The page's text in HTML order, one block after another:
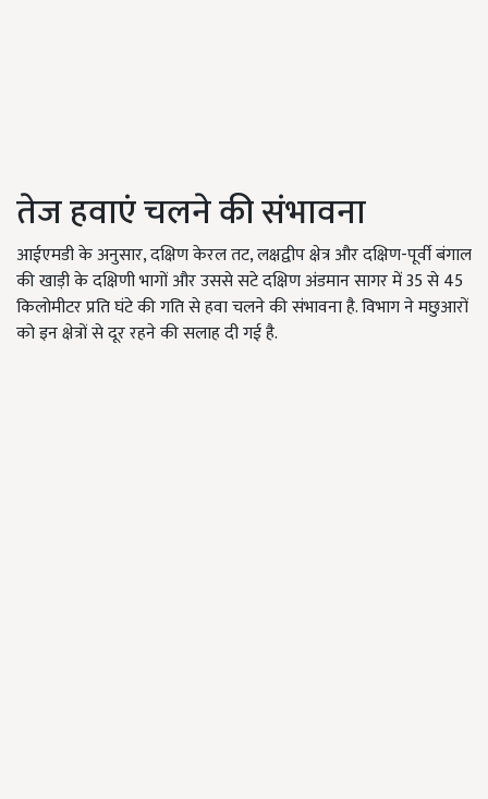
तेज हवाएं चलने की संभावना
आईएमडी के अनुसार, दक्षिण केरल तट, लक्षद्वीप क्षेत्र और दक्षिण-पूर्वी बंगाल
की खाड़ी के दक्षिणी भागों और उससे सटे दक्षिण अंडमान सागर में 35 से 45
किलोमीटर प्रति घंटे की गति से हवा चलने की संभावना है. विभाग ने मछुआरों
को इन क्षेत्रों से दूर रहने की सलाह दी गई है.